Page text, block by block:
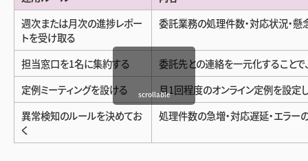
週次または月次の進捗レポー
トを受け取る
委託業務の処理件数・対応状況・
担当窓口を1名に集約する
委託先との連絡を一元化すること
定例ミーティングを設ける
月1回程度のオンライン定例を設定
異常検知のルールを決めてお
く
処理件数の急増・対応遅延・エラー
scrollable